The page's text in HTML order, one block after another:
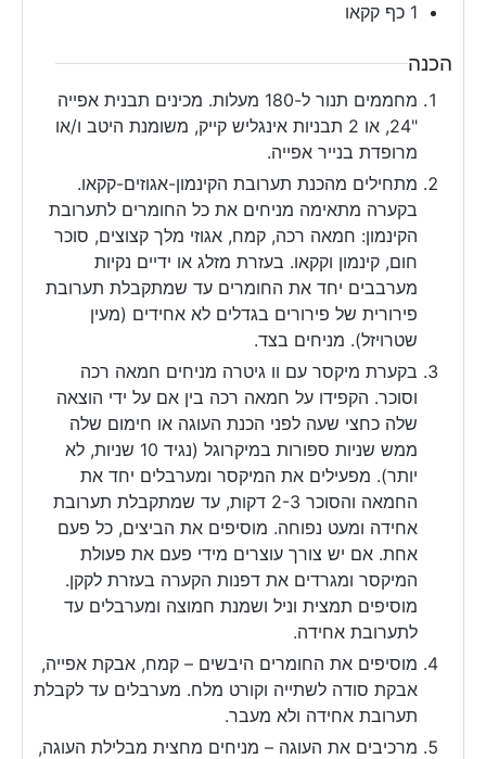
1 כף קקאו
הכנה
מחממים תנור ל-180 מעלות. מכינים תבנית אפייה
"24, או 2 תבניות אינגליש קייק, משומנת היטב ו/או
מרופדת בנייר אפייה.
מתחילים מהכנת תערובת הקינמון-אגוזים-קקאו.
בקערה מתאימה מניחים את כל החומרים לתערובת
הקינמון: חמאה רכה, קמח, אגוזי מלך קצוצים, סוכר
חום, קינמון וקקאו. בעזרת מזלג או ידיים נקיות
מערבבים יחד את החומרים עד שמתקבלת תערובת
פירורית של פירורים בגדלים לא אחידים (מעין
שטרויזל). מניחים בצד.
בקערת מיקסר עם וו גיטרה מניחים חמאה רכה
וסוכר. הקפידו על חמאה רכה בין אם על ידי הוצאה
שלה כחצי שעה לפני הכנת העוגה או חימום שלה
ממש שניות ספורות במיקרוגל (נגיד 10 שניות, לא
יותר). מפעילים את המיקסר ומערבלים יחד את
החמאה והסוכר 2-3 דקות, עד שמתקבלת תערובת
אחידה ומעט נפוחה. מוסיפים את הביצים, כל פעם
אחת. אם יש צורך עוצרים מידי פעם את פעולת
המיקסר ומגרדים את דפנות הקערה בעזרת לקקן.
מוסיפים תמצית וניל ושמנת חמוצה ומערבלים עד
לתערובת אחידה.
מוסיפים את החומרים היבשים – קמח, אבקת אפייה,
אבקת סודה לשתייה וקורט מלח. מערבלים עד לקבלת
תערובת אחידה ולא מעבר.
מרכיבים את העוגה – מניחים מחצית מבלילת העוגה,